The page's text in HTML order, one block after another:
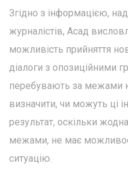
Згідно з інформацією,
журналістів, Асад
можливість прийняття
діалоги з опозиційними
перебувають за межами
визначити, чи можуть ці
результат, оскільки жодна
межами, не має
ситуацію.